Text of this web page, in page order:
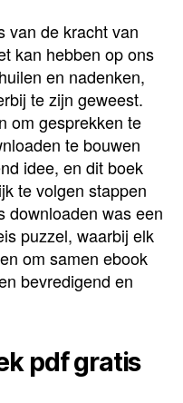
van de kracht van
kan hebben op ons
en nadenken,
te zijn geweest.
om gesprekken te
te bouwen
idee, en dit boek
te volgen stappen
downloaden was een
puzzel, waarbij elk
om samen ebook
bevredigend en
pdf gratis